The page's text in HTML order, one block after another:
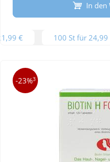
In den
€ 100 St für 24,99
-23%3